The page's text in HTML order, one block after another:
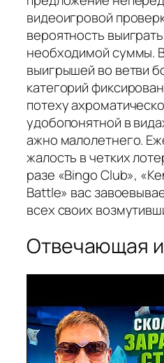
видеоигровой
вероятность
необходимой суммы.
выигрышей во ветви
категорий
потеху
удобопонятной в
ажно малолетнего.
жалость в четких
разе «Bingo Club»,
Battle» вас
всех своих
Отвечающая